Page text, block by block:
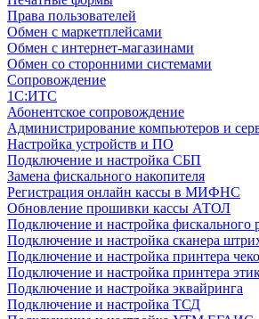
Права пользователей
Обмен с маркетплейсами
Обмен с интернет-магазинами
Обмен со сторонними системами
Сопровождение
1C:ИТС
Абонентское сопровождение
Администрирование компьютеров и
Настройка устройств и ПО
Подключение и настройка СБП
Замена фискального накопителя
Регистрация онлайн кассы в МИФНС
Обновление прошивки кассы АТОЛ
Подключение и настройка фискального
Подключение и настройка сканера
Подключение и настройка принтера
Подключение и настройка принтера
Подключение и настройка эквайринга
Подключение и настройка ТСД